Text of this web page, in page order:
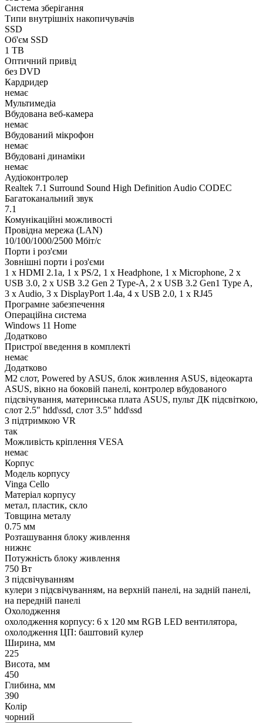
Система зберігання
Типи внутрішніх накопичувачів
SSD
Об'єм SSD
1 TB
Оптичний привід
без DVD
Кардридер
немає
Мультимедіа
Вбудована веб-камера
немає
Вбудований мікрофон
немає
Вбудовані динаміки
немає
Аудіоконтролер
Realtek 7.1 Surround Sound High Definition Audio CODEC
Багатоканальний звук
7.1
Комунікаційні можливості
Провідна мережа (LAN)
10/100/1000/2500 Мбіт/с
Порти і роз'єми
Зовнішні порти і роз'єми
1 x HDMI 2.1a, 1 x PS/2, 1 x Нeadphone, 1 х Microphone, 2 x
USB 3.0, 2 x USB 3.2 Gen 2 Type-A, 2 x USB 3.2 Gen1 Type A,
3 x Audio, 3 x DisplayPort 1.4a, 4 x USB 2.0, 1 x RJ45
Програмне забезпечення
Операційна система
Windows 11 Home
Додатково
Пристрої введення в комплекті
немає
Додатково
M2 слот, Powered by ASUS, блок живлення ASUS, відеокарта
ASUS, вікно на боковій панелі, контролер вбудованого
підсвічування, материнська плата ASUS, пульт ДК підсвіткою,
слот 2.5" hdd\ssd, слот 3.5" hdd\ssd
З підтримкою VR
так
Можливість кріплення VESA
немає
Корпус
Модель корпусу
Vinga Cello
Матеріал корпусу
метал, пластик, скло
Товщина металу
0.75 мм
Розташування блоку живлення
нижнє
Потужність блоку живлення
750 Вт
З підсвічуванням
кулери з підсвічуванням, на верхній панелі, на задній панелі,
на передній панелі
Охолодження
охолодження корпусу: 6 x 120 мм RGB LED вентилятора,
охолодження ЦП: баштовий кулер
Ширина, мм
225
Висота, мм
450
Глибина, мм
390
Колір
чорний